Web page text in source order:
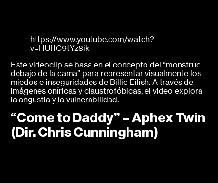
https://www.youtube.com/watch?
v=HUHC9tYz8ik
Este videoclip se basa en el concepto del “monstruo
debajo de la cama” para representar visualmente los
miedos e inseguridades de Billie Eilish. A través de
imágenes oníricas y claustrofóbicas, el video explora
la angustia y la vulnerabilidad.
“Come to Daddy” – Aphex Twin
(Dir. Chris Cunningham)